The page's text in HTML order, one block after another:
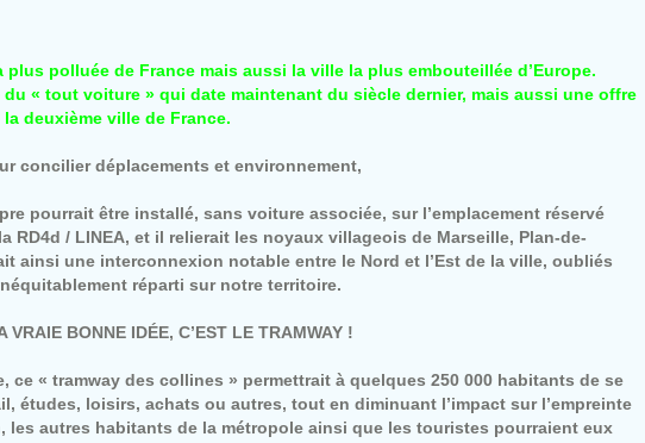
polluée de France mais aussi la ville la plus embouteillée d’Europe.
« tout voiture » qui date maintenant du siècle dernier, mais aussi une offre
deuxième ville de France.
concilier déplacements et environnement,
pourrait être installé, sans voiture associée, sur l’emplacement réservé
RD4d / LINEA, et il relierait les noyaux villageois de Marseille, Plan-de-
ainsi une interconnexion notable entre le Nord et l’Est de la ville, oubliés
réparti sur notre territoire.
VRAIE BONNE IDÉE, C’EST LE TRAMWAY !
ce « tramway des collines » permettrait à quelques 250 000 habitants de se
études, loisirs, achats ou autres, tout en diminuant l’impact sur l’empreinte
les autres habitants de la métropole ainsi que les touristes pourraient eux